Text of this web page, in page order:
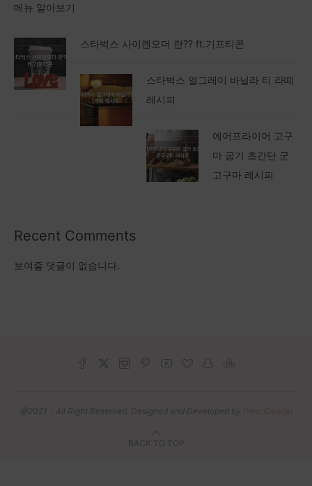
메뉴 알아보기
스타벅스 사이렌오더 란?? ft.기프티콘
스타벅스 얼그레이 바닐라 티 라떼
레시피
에어프라이어 고구
마 굽기 초간단 군
고구마 레시피
Recent Comments
보여줄 댓글이 없습니다.
@2021 - All Right Reserved. Designed and Developed by
BACK TO TOP